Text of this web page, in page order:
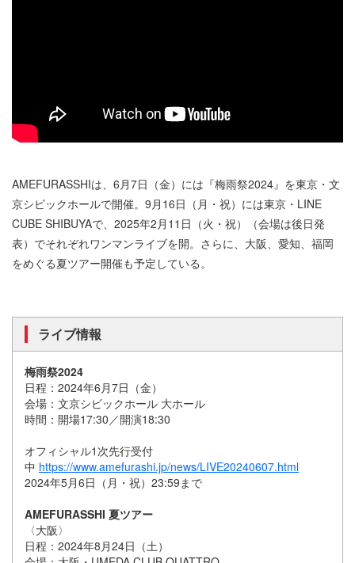
AMEFURASSHIは、6月7日（金）には『梅雨祭2024』を東京・文
京シビックホールで開催。9月16日（月・祝）には東京・LINE
CUBE SHIBUYAで、2025年2月11日（火・祝）（会場は後日発
表）でそれぞれワンマンライブを開。さらに、大阪、愛知、福岡
をめぐる夏ツアー開催も予定している。
ライブ情報
梅雨祭2024
日程：2024年6月7日（金）
会場：文京シビックホール 大ホール
時間：開場17:30／開演18:30
オフィシャル1次先行受付
中 https://www.amefurashi.jp/news/LIVE20240607.html
2024年5月6日（月・祝）23:59まで
AMEFURASSHI 夏ツアー
〈大阪〉
日程：2024年8月24日（土）